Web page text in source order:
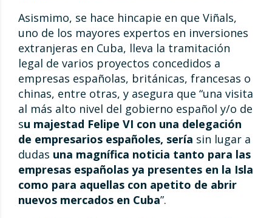
Asismimo, se hace hincapie en que Viñals,
uno de los mayores expertos en inversiones
extranjeras en Cuba, lleva la tramitación
legal de varios proyectos concedidos a
empresas españolas, británicas, francesas o
chinas, entre otras, y asegura que “una visita
al más alto nivel del gobierno español y/o de
su majestad Felipe VI con una delegación
de empresarios españoles, sería sin lugar a
dudas una magnífica noticia tanto para las
empresas españolas ya presentes en la Isla
como para aquellas con apetito de abrir
nuevos mercados en Cuba”.